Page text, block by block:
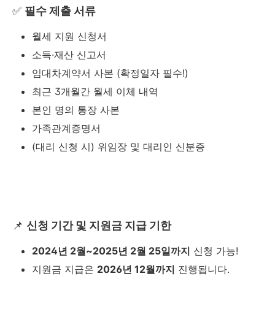
✅ 필수 제출 서류
월세 지원 신청서
소득·재산 신고서
임대차계약서 사본 (확정일자 필수!)
최근 3개월간 월세 이체 내역
본인 명의 통장 사본
가족관계증명서
(대리 신청 시) 위임장 및 대리인 신분증
📌 신청 기간 및 지원금 지급 기한
2024년 2월~2025년 2월 25일까지 신청 가능!
지원금 지급은 2026년 12월까지 진행됩니다.